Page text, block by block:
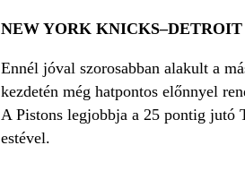
NEW YORK KNICKS–DETROIT
Ennél jóval szorosabban alakult a
kezdetén még hatpontos előnnyel
A Pistons legjobbja a 25 pontig jutó
estével.